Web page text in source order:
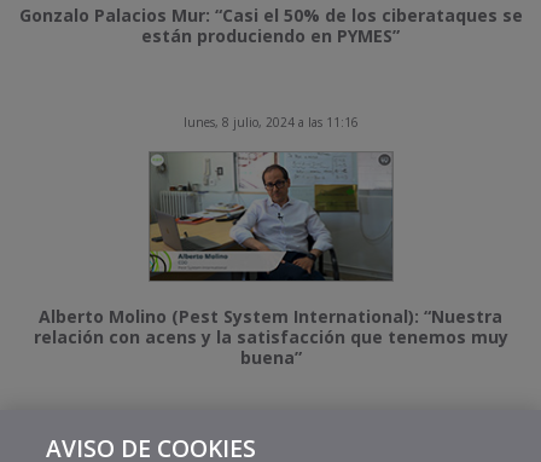
Gonzalo Palacios Mur: “Casi el 50% de los ciberataques se
están produciendo en PYMES”
lunes, 8 julio, 2024 a las 11:16
Alberto Molino (Pest System International): “Nuestra
relación con acens y la satisfacción que tenemos muy
buena”
AVISO DE COOKIES